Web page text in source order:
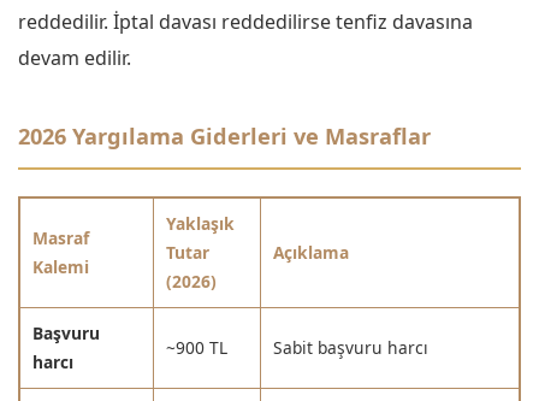
reddedilir. İptal davası reddedilirse tenfiz davasına
devam edilir.
2026 Yargılama Giderleri ve Masraflar
Masraf
Kalemi
Yaklaşık
Tutar
(2026)
Açıklama
Başvuru
harcı
~900 TL Sabit başvuru harcı